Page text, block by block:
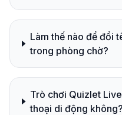
Làm thế nào để đổi
trong phòng chờ?
Trò chơi Quizlet
thoại di động không?